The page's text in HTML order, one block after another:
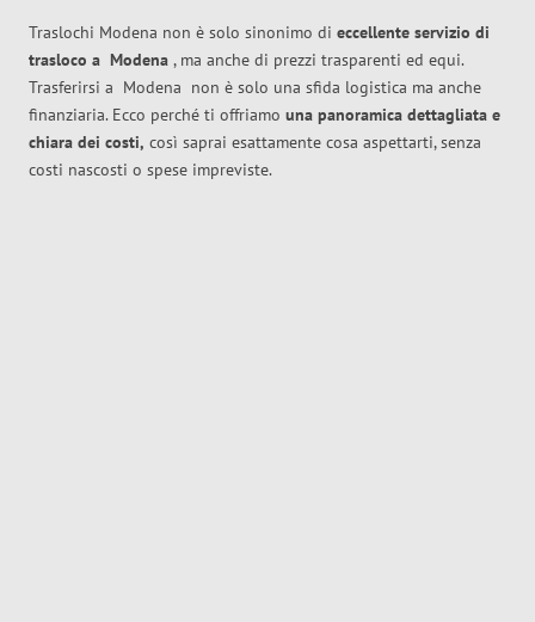
Traslochi Modena non è solo sinonimo di eccellente servizio di
trasloco a Modena , ma anche di prezzi trasparenti ed equi.
Trasferirsi a Modena non è solo una sfida logistica ma anche
finanziaria. Ecco perché ti offriamo una panoramica dettagliata e
chiara dei costi, così saprai esattamente cosa aspettarti, senza
costi nascosti o spese impreviste.